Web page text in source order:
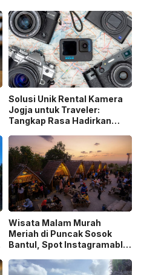
Solusi Unik Rental Kamera
Jogja untuk Traveler:
Tangkap Rasa Hadirkan
Wisata Malam Murah
Meriah di Puncak Sosok
Bantul, Spot Instagramable